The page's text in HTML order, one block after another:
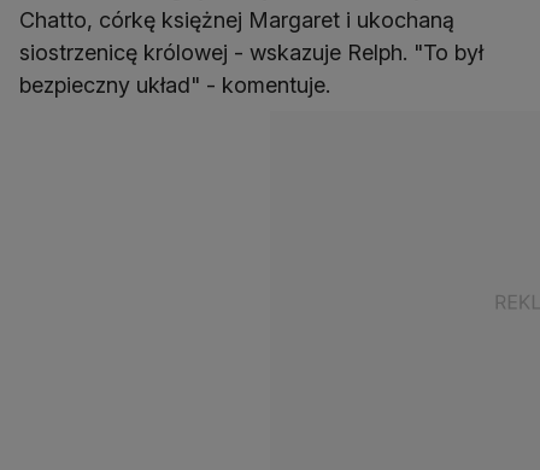
Chatto, córkę księżnej Margaret i ukochaną
siostrzenicę królowej - wskazuje Relph. "To był
bezpieczny układ" - komentuje.